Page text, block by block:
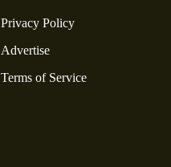
Privacy Policy
Advertise
Terms of Service